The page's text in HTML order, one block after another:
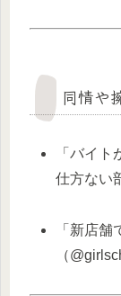
同情や
「バイ
仕方ない
「新店
（